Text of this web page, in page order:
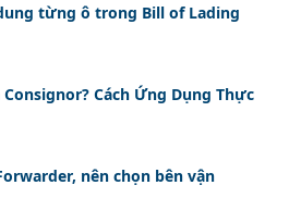
từng ô trong Bill of Lading
Cách Ứng Dụng Thực
nên chọn bên vận